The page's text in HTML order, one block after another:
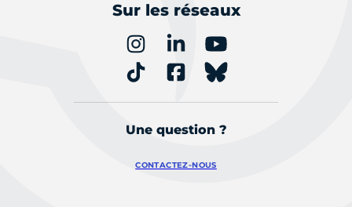
Sur les réseaux
Une question ?
CONTACTEZ-NOUS